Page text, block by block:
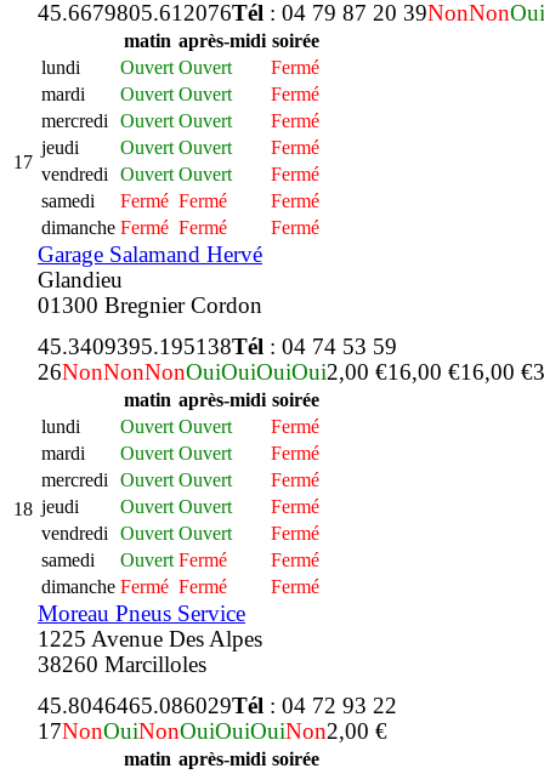
17
45.6679805.612076Tél : 04 79 87 20 39NonNonOui
matin après-midi soirée
lundi
Ouvert Ouvert
Fermé
mardi
Ouvert Ouvert
Fermé
mercredi
Ouvert Ouvert
Fermé
jeudi
Ouvert Ouvert
Fermé
vendredi
Ouvert Ouvert
Fermé
samedi
Fermé Fermé
Fermé
dimanche Fermé Fermé Fermé
Garage Salamand Hervé
Glandieu
01300 Bregnier Cordon
18
45.3409395.195138Tél : 04 74 53 59
26NonNonNonOuiOuiOuiOui2,00 €16,00 €16,00 €
matin après-midi soirée
lundi
Ouvert Ouvert
Fermé
mardi
Ouvert Ouvert
Fermé
mercredi
Ouvert Ouvert
Fermé
jeudi
Ouvert Ouvert
Fermé
vendredi
Ouvert Ouvert
Fermé
samedi
Ouvert Fermé
Fermé
dimanche Fermé Fermé Fermé
Moreau Pneus Service
1225 Avenue Des Alpes
38260 Marcilloles
45.8046465.086029Tél : 04 72 93 22
17NonOuiNonOuiOuiOuiNon2,00 €
matin après-midi soirée